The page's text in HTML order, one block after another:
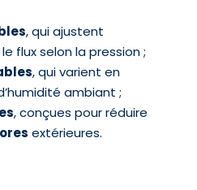
, qui ajustent
flux selon la pression ;
, qui varient en
ambiant ;
, conçues pour réduire
extérieures.